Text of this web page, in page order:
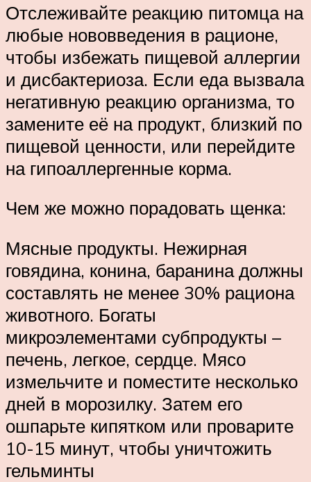
Отслеживайте реакцию питомца на
любые нововведения в рационе,
чтобы избежать пищевой аллергии
и дисбактериоза. Если еда вызвала
негативную реакцию организма, то
замените её на продукт, близкий по
пищевой ценности, или перейдите
на гипоаллергенные корма.
Чем же можно порадовать щенка:
Мясные продукты. Нежирная
говядина, конина, баранина должны
составлять не менее 30% рациона
животного. Богаты
микроэлементами субпродукты –
печень, легкое, сердце. Мясо
измельчите и поместите несколько
дней в морозилку. Затем его
ошпарьте кипятком или проварите
10-15 минут, чтобы уничтожить
гельминты